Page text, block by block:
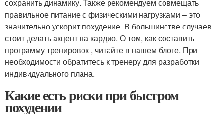
сохранить динамику. Также рекомендуем совмещать
правильное питание с физическими нагрузками – это
значительно ускорит похудение. В большинстве случаев
стоит делать акцент на кардио. О том, как составить
программу тренировок , читайте в нашем блоге. При
необходимости обратитесь к тренеру для разработки
индивидуального плана.
Какие есть риски при быстром
похудении